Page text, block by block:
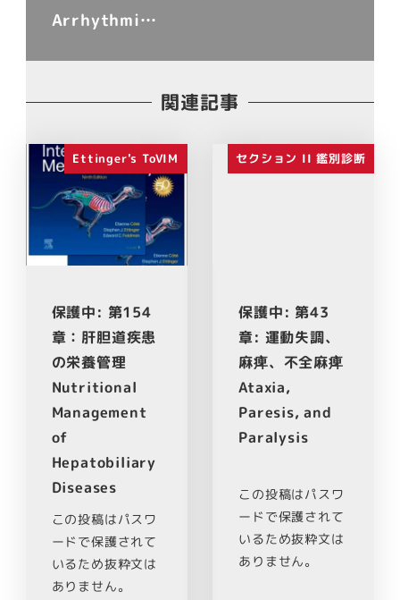
Arrhythmi…
関連記事
Ettinger's ToVIM
保護中: 第154
章：肝胆道疾患
の栄養管理
Nutritional
Management
of
Hepatobiliary
Diseases
この投稿はパスワ
ードで保護されて
いるため抜粋文は
ありません。
セクション II 鑑別診断
保護中: 第43
章: 運動失調、
麻痺、不全麻痺
Ataxia,
Paresis, and
Paralysis
この投稿はパスワ
ードで保護されて
いるため抜粋文は
ありません。